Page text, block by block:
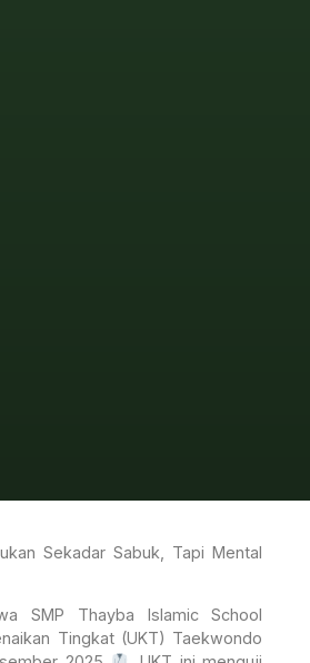
Sekadar Sabuk, Tapi Mental
SMP Thayba Islamic School
Tingkat (UKT) Taekwondo